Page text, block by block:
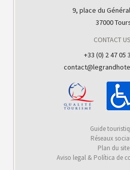
9, place du
37000
CONTACT US
+33 (0) 2 47 05
Guide
Réseaux
Plan du site
Aviso legal & Política de